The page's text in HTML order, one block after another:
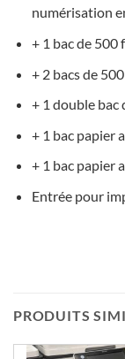
numérisation
+ 1 bac de 500
+ 2 bacs de
+ 1 double bac
+ 1 bac papier
+ 1 bac papier
Entrée pour
PRODUITS